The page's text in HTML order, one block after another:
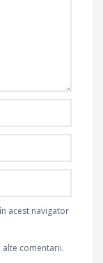
acest navigator
comentarii.